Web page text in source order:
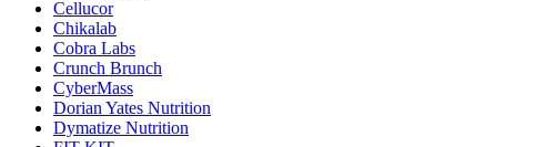
Cellucor
Chikalab
Cobra Labs
Crunch Brunch
CyberMass
Dorian Yates Nutrition
Dymatize Nutrition